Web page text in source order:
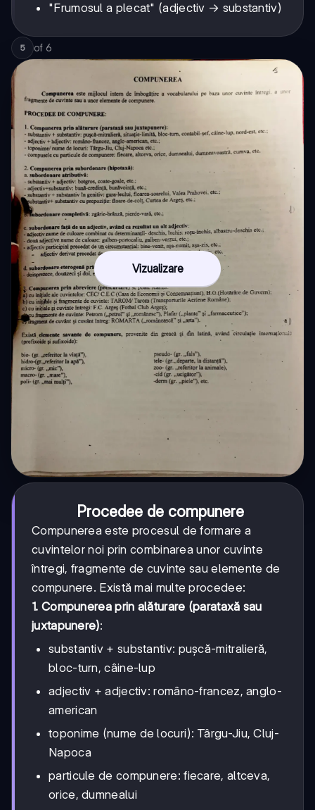
"Frumosul a plecat" (adjectiv → substantiv)
5 of 6
Vizualizare
Procedee de compunere
Compunerea este procesul de formare a
cuvintelor noi prin combinarea unor cuvinte
întregi, fragmente de cuvinte sau elemente de
compunere. Există mai multe procedee:
1. Compunerea prin alăturare (parataxă sau
juxtapunere):
substantiv + substantiv: pușcă-mitralieră,
bloc-turn, câine-lup
adjectiv + adjectiv: româno-francez, anglo-
american
toponime (nume de locuri): Târgu-Jiu, Cluj-
Napoca
particule de compunere: fiecare, altceva,
orice, dumnealui